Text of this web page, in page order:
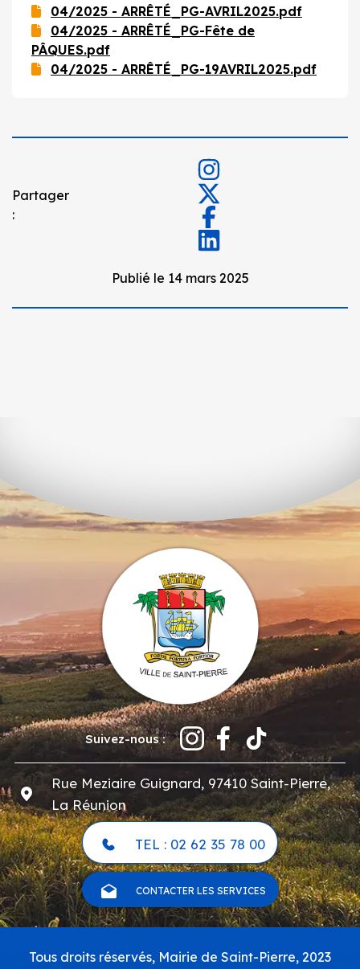
04/2025 - ARRÊTÉ_PG-AVRIL2025.pdf
04/2025 - ARRÊTÉ_PG-Fête de
PÂQUES.pdf
04/2025 - ARRÊTÉ_PG-19AVRIL2025.pdf
Partager
:
Publié le 14 mars 2025
Suivez-nous :
Rue Meziaire Guignard, 97410 Saint-Pierre,
La Réunion
TEL : 02 62 35 78 00
CONTACTER LES SERVICES
Pied
Tous droits réservés, Mairie de Saint-Pierre, 2023